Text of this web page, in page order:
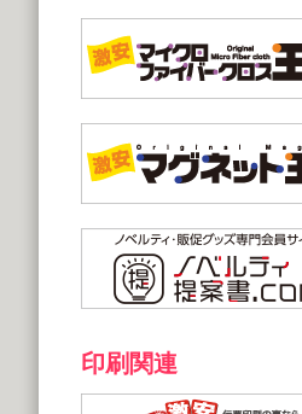
印刷関連